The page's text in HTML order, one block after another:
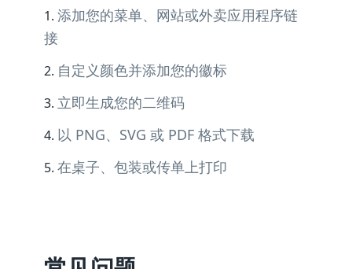
添加您的菜单、网站或外卖应用程序链
接
自定义颜色并添加您的徽标
立即生成您的二维码
以 PNG、SVG 或 PDF 格式下载
在桌子、包装或传单上打印